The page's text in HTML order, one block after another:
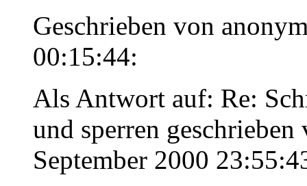
Geschrieben von
00:15:44:
Als Antwort auf: Re:
und sperren
September 2000